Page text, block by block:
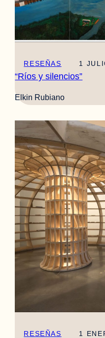
RESEÑAS 1
“Ríos y silencios”
Elkin Rubiano
RESEÑAS 1